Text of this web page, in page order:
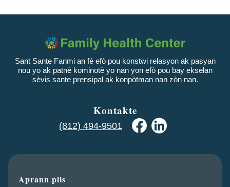
Sant Sante Fanmi an fè efò pou konstwi relasyon ak pasyan
nou yo ak patnè kominotè yo nan yon efò pou bay ekselan
sèvis sante prensipal ak konpòtman nan zòn nan.
Kontakte
(812) 494-9501
Aprann plis